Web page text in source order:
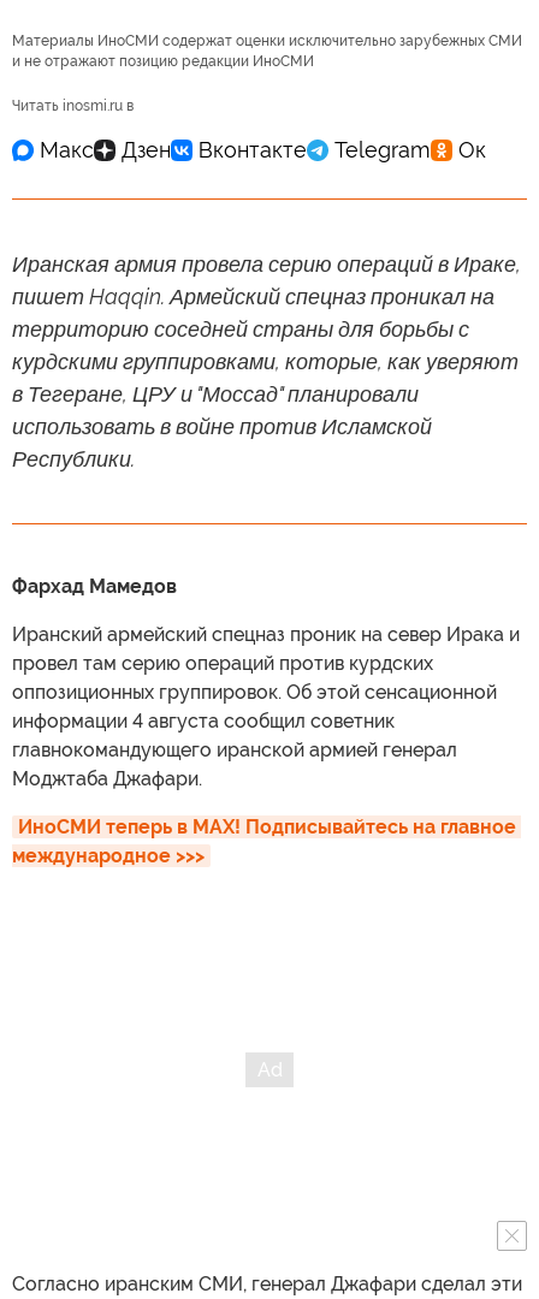
Материалы ИноСМИ содержат оценки исключительно зарубежных СМИ
и не отражают позицию редакции ИноСМИ
Читать inosmi.ru в
Иранская армия провела серию операций в Ираке,
пишет Haqqin. Армейский спецназ проникал на
территорию соседней страны для борьбы с
курдскими группировками, которые, как уверяют
в Тегеране, ЦРУ и "Моссад" планировали
использовать в войне против Исламской
Республики.
Фархад Мамедов
Иранский армейский спецназ проник на север Ирака и
провел там серию операций против курдских
оппозиционных группировок. Об этой сенсационной
информации 4 августа сообщил советник
главнокомандующего иранской армией генерал
Моджтаба Джафари.
ИноСМИ теперь в MAX! Подписывайтесь на главное
международное >>>
Согласно иранским СМИ, генерал Джафари сделал эти